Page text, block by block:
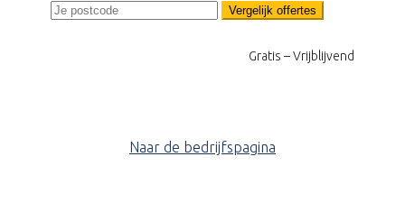
Vergelijk offertes
Gratis – Vrijblijvend
Naar de bedrijfspagina